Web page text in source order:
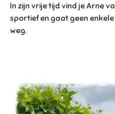
In zijn vrije tijd vind je Arne
sportief en gaat geen
weg.